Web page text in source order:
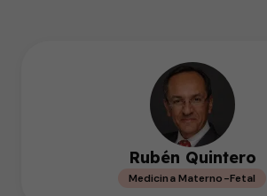
Rubén Quintero
Medicina Materno-Fetal